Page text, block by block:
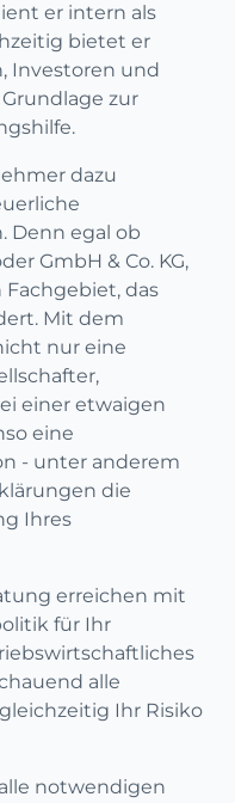
er intern als
bietet er
Investoren und
zur
dazu
Denn egal ob
GmbH & Co. KG,
Fachgebiet, das
Mit dem
nur eine
einer etwaigen
eine
- unter anderem
die
Ihres
erreichen mit
für Ihr
alle
Ihr Risiko
notwendigen